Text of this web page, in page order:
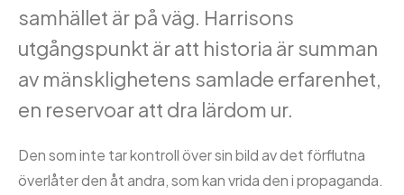
samhället är på väg. Harrisons
utgångspunkt är att historia är summan
av mänsklighetens samlade erfarenhet,
en reservoar att dra lärdom ur.
Den som inte tar kontroll över sin bild av det förflutna
överlåter den åt andra, som kan vrida den i propaganda.